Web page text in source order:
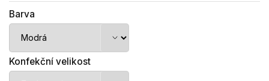
Barva
Konfekční velikost